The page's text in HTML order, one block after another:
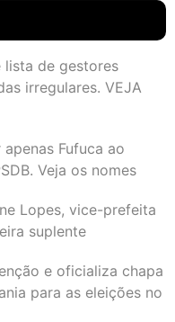
lista de gestores
irregulares. VEJA
Fufuca ao
Veja os nomes
Lopes, vice-prefeita
suplente
e oficializa chapa
para as eleições no